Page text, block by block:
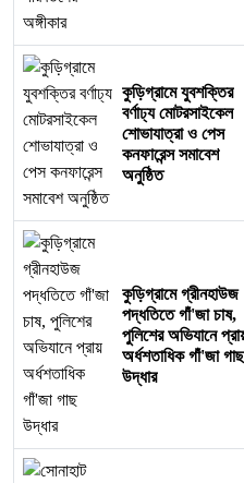
কুড়িগ্রামে যুবশক্তির
বর্ণাঢ্য মোটরসাইকেল
শোভাযাত্রা ও পেস
কনফারেন্স সমাবেশ
অনুষ্ঠিত
কুড়িগ্রামে গ্রীনহাউজ
পদ্ধতিতে গাঁ'জা চাষ,
পুলিশের অভিযানে
অর্ধশতাধিক গাঁ'জা গাছ
উদ্ধার